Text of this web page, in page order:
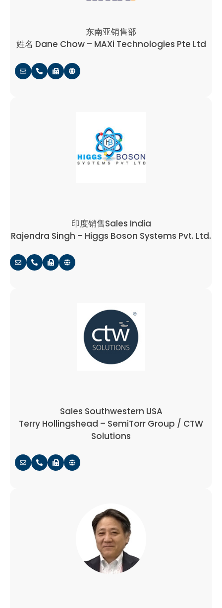
东南亚销售部
姓名 Dane Chow – MAXi Technologies Pte Ltd
印度销售Sales India
Rajendra Singh – Higgs Boson Systems Pvt. Ltd.
Sales Southwestern USA
Terry Hollingshead – SemiTorr Group / CTW
Solutions